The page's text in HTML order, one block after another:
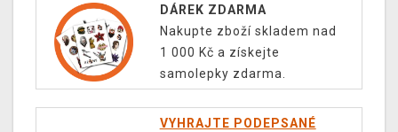
DÁREK ZDARMA
Nakupte zboží skladem nad
1 000 Kč a získejte
samolepky zdarma.
VYHRAJTE PODEPSANÉ